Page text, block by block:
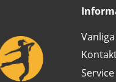
Service